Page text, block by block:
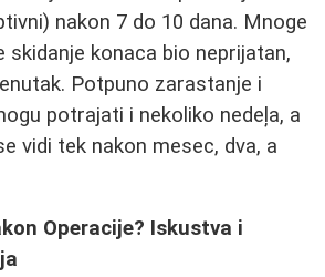
nakon 7 do 10 dana. Mnoge
skidanje konaca bio neprijatan,
Potpuno zarastanje i
potrajati i nekoliko nedeļa, a
vidi tek nakon mesec, dva, a
Operacije? Iskustva i